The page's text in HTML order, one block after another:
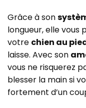
Grâce à son
longueur, elle
votre chien au
laisse. Avec son
vous ne risquerez
blesser la main si
fortement d’un